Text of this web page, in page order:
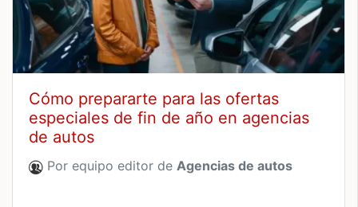
Cómo prepararte para las ofertas
especiales de fin de año en agencias
de autos
Por equipo editor de Agencias de autos